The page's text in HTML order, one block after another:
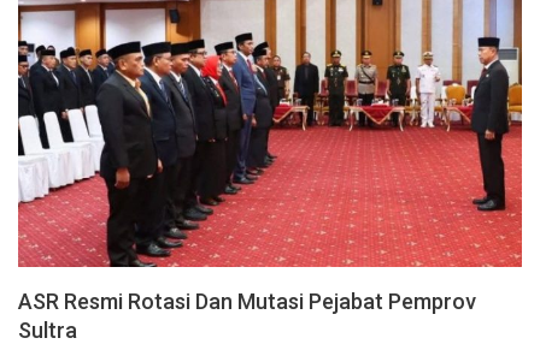
ASR Resmi Rotasi Dan Mutasi Pejabat Pemprov
Sultra